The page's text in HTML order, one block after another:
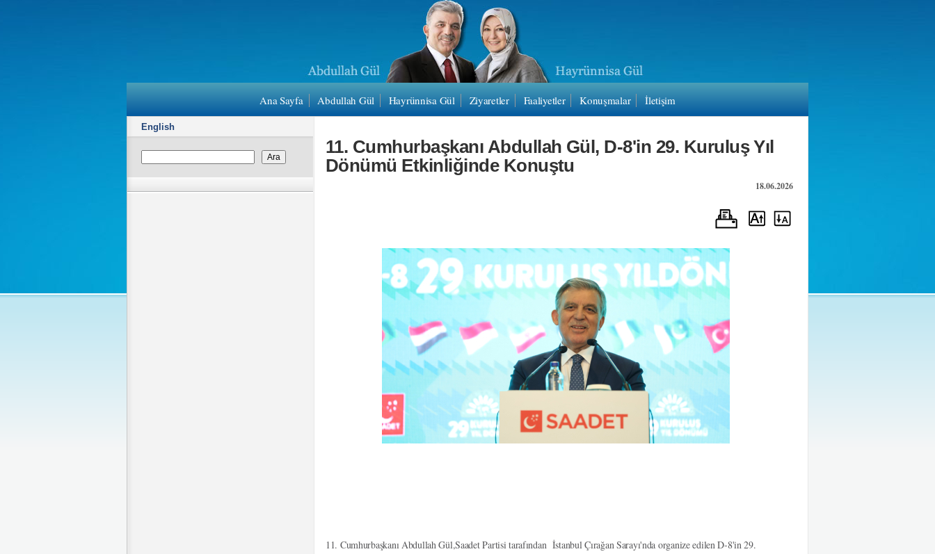
Ana Sayfa Abdullah Gül Hayrünnisa Gül Ziyaretler Faaliyetler Konuşmalar İletişim
English
11. Cumhurbaşkanı Abdullah Gül, D-8'in 29. Kuruluş Yıl
Dönümü Etkinliğinde Konuştu
18.06.2026
11. Cumhurbaşkanı Abdullah Gül,Saadet Partisi tarafından İstanbul Çırağan Sarayı'nda organize edilen D-8'in 29.